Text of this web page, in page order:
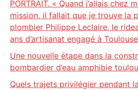
PORTRAIT. « Quand j’allais chez
mission, il fallait que je trouve la
plombier Philippe Leclaire, le
ans d’artisanat engagé à Toulouse
Une nouvelle étape dans la
bombardier d’eau amphibie
Quels trajets privilégier pendant